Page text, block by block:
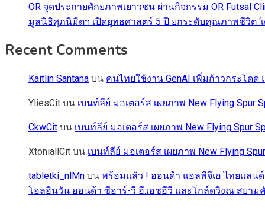
OR จุดประกายศักยภาพเยาวชน ผ่านกิจกรรม OR Futsal
มูลนิธิศุภนิมิตฯ เปิดยุทธศาสตร์ 5 ปี ยกระดับคุณภาพชีวิต
Recent Comments
Kaitlin Santana บน คนไทยใช้งาน GenAI เพิ่มก้าวกระโด
YliesCit บน เบนท์ลีย์ มอเตอร์ส เผยภาพ New Flying
CkwCit บน เบนท์ลีย์ มอเตอร์ส เผยภาพ New Flying Spur
XtoniallCit บน เบนท์ลีย์ มอเตอร์ส เผยภาพ New Flying
tabletki_nlMn บน พร้อมแล้ว ! ฮอนด้า แอลพีจีเอ ไทยแลนด์
โฮลอินวัน ฮอนด้า ซีอาร์-วี อี:เอชอีวี และโกล์ดวิงณ สยา